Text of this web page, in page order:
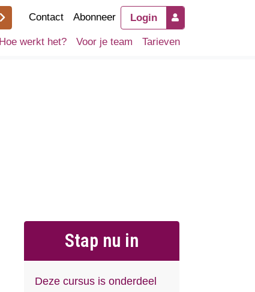
Contact Abonneer Login
Hoe werkt het? Voor je team Tarieven
Stap nu in
Deze cursus is onderdeel